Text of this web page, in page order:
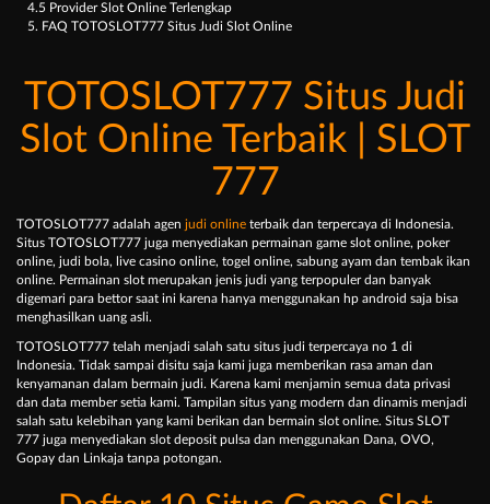
4.5 Provider Slot Online Terlengkap
5. FAQ TOTOSLOT777 Situs Judi Slot Online
TOTOSLOT777 Situs Judi
Slot Online Terbaik | SLOT
777
TOTOSLOT777 adalah agen judi online terbaik dan terpercaya di Indonesia.
Situs TOTOSLOT777 juga menyediakan permainan game slot online, poker
online, judi bola, live casino online, togel online, sabung ayam dan tembak ikan
online. Permainan slot merupakan jenis judi yang terpopuler dan banyak
digemari para bettor saat ini karena hanya menggunakan hp android saja bisa
menghasilkan uang asli.
TOTOSLOT777 telah menjadi salah satu situs judi terpercaya no 1 di
Indonesia. Tidak sampai disitu saja kami juga memberikan rasa aman dan
kenyamanan dalam bermain judi. Karena kami menjamin semua data privasi
dan data member setia kami. Tampilan situs yang modern dan dinamis menjadi
salah satu kelebihan yang kami berikan dan bermain slot online. Situs SLOT
777 juga menyediakan slot deposit pulsa dan menggunakan Dana, OVO,
Gopay dan Linkaja tanpa potongan.